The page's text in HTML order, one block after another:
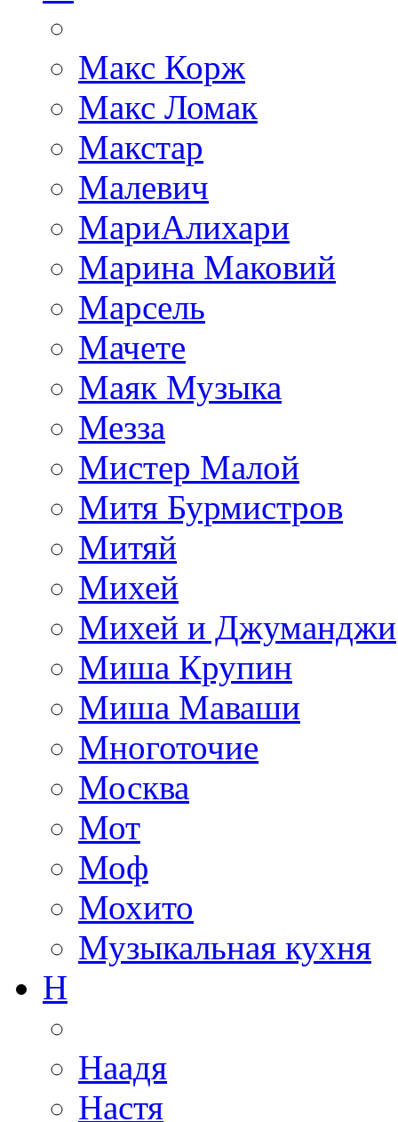
Макс Корж
Макс Ломак
Макстар
Малевич
МариАлихари
Марина Маковий
Марсель
Мачете
Маяк Музыка
Мезза
Мистер Малой
Митя Бурмистров
Митяй
Михей
Михей и Джуманджи
Миша Крупин
Миша Маваши
Многоточие
Москва
Мот
Моф
Мохито
Музыкальная кухня
Н
Наадя
Настя